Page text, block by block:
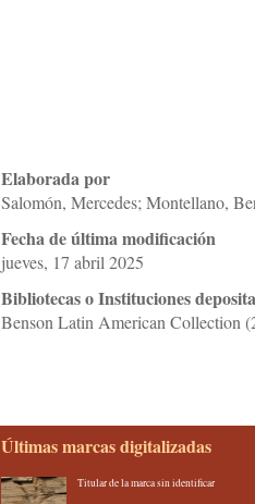
Elaborada por
Salomón, Mercedes; Montellano,
Fecha de última modificación
jueves, 17 abril 2025
Bibliotecas o Instituciones
Benson Latin American Collection
Últimas marcas digitalizadas
Titular de la marca sin identificar